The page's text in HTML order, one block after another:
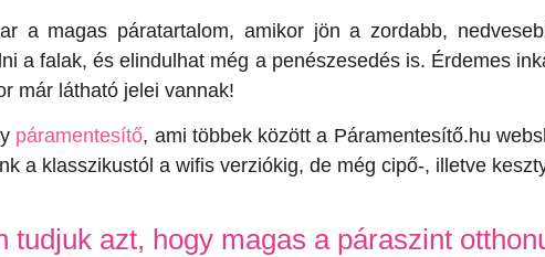
a magas páratartalom, amikor jön a zordabb,
a falak, és elindulhat még a penészesedés is. Érdemes
már látható jelei vannak!
páramentesítő, ami többek között a Páramentesítő.hu
a klasszikustól a wifis verziókig, de még cipő-, illetve
tudjuk azt, hogy magas a páraszint